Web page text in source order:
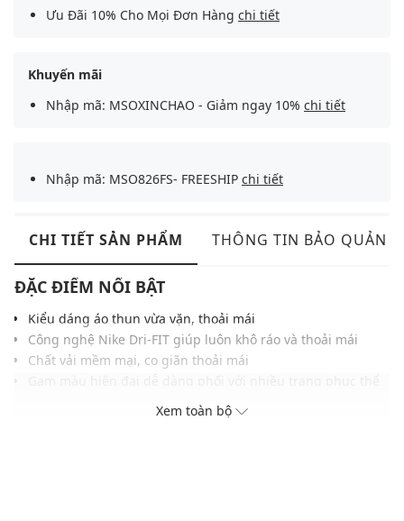
Ưu Đãi 10% Cho Mọi Đơn Hàng chi tiết
Khuyến mãi
Nhập mã: MSOXINCHAO - Giảm ngay 10% chi tiết
Nhập mã: MSO826FS- FREESHIP chi tiết
CHI TIẾT SẢN PHẨM THÔNG TIN BẢO QUẢN
ĐẶC ĐIỂM NỔI BẬT
Kiểu dáng áo thun vừa vặn, thoải mái
Công nghệ Nike Dri-FIT giúp luôn khô ráo và thoải mái
Chất vải mềm mại, co giãn thoải mái
Xem toàn bộ